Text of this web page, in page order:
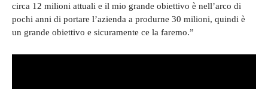
circa 12 milioni attuali e il mio grande obiettivo è nell’arco di
pochi anni di portare l’azienda a produrne 30 milioni, quindi è
un grande obiettivo e sicuramente ce la faremo.”